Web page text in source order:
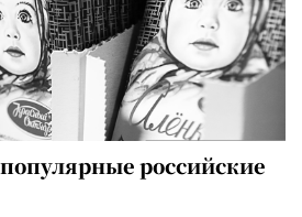
российские